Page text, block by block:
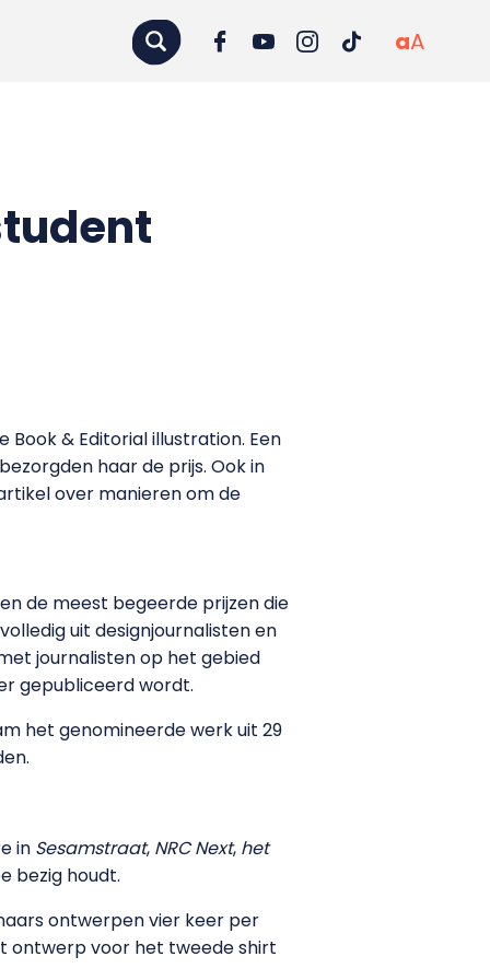
aA
Book & Editorial illustration. Een
haar de prijs. Ook in
over manieren om de
de meest begeerde prijzen die
uit designjournalisten en
journalisten op het gebied
gepubliceerd wordt.
het genomineerde werk uit 29
in Sesamstraat, NRC Next, het
bezig houdt.
ontwerpen vier keer per
ontwerp voor het tweede shirt